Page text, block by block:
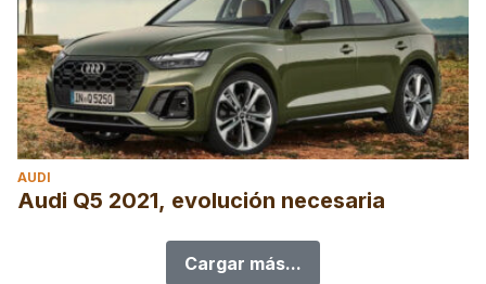
AUDI
Audi Q5 2021, evolución necesaria
Cargar más...